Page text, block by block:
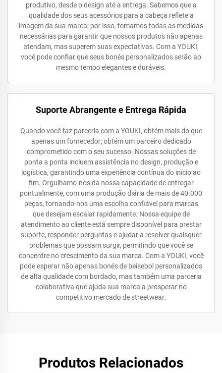
produtivo, desde o design até a entrega. Sabemos que a
qualidade dos seus acessórios para a cabeça reflete a
imagem da sua marca; por isso, tomamos todas as medidas
necessárias para garantir que nossos produtos não apenas
atendam, mas superem suas expectativas. Com a YOUKI,
você pode confiar que seus bonés personalizados serão ao
mesmo tempo elegantes e duráveis.
Suporte Abrangente e Entrega Rápida
Quando você faz parceria com a YOUKI, obtém mais do que
apenas um fornecedor; obtém um parceiro dedicado
comprometido com o seu sucesso. Nossas soluções de
ponta a ponta incluem assistência no design, produção e
logística, garantindo uma experiência contínua do início ao
fim. Orgulhamo-nos da nossa capacidade de entregar
pontualmente, com uma produção diária de mais de 40.000
peças, tornando-nos uma escolha confiável para marcas
que desejam escalar rapidamente. Nossa equipe de
atendimento ao cliente está sempre disponível para prestar
suporte, responder perguntas e ajudar a resolver quaisquer
problemas que possam surgir, permitindo que você se
concentre no crescimento da sua marca. Com a YOUKI, você
pode esperar não apenas bonés de beisebol personalizados
de alta qualidade com bordado, mas também uma parceria
colaborativa que ajuda sua marca a prosperar no
competitivo mercado de streetwear.
Produtos Relacionados